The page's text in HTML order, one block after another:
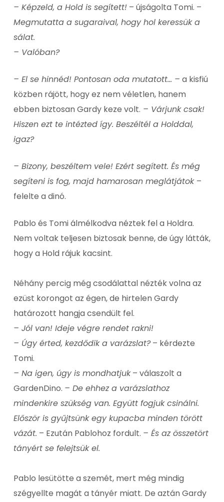
– Képzeld, a Hold is segített!– újságolta Tomi. –
Megmutatta a sugaraival, hogy hol keressük a
sálat.
– Valóban?
– El se hinnéd! Pontosan oda mutatott… – a kisfiú
közben rájött, hogy ez nem véletlen, hanem
ebben biztosan Gardy keze volt. – Várjunk csak!
Hiszen ezt te intézted így. Beszéltél a Holddal,
igaz?
– Bizony, beszéltem vele! Ezért segített. És még
segíteni is fog, majd hamarosan meglátjátok –
felelte a dinó.
Pablo és Tomi álmélkodva néztek fel a Holdra.
Nem voltak teljesen biztosak benne, de úgy látták,
hogy a Hold rájuk kacsint.
Néhány percig még csodálattal nézték volna az
ezüst korongot az égen, de hirtelen Gardy
határozott hangja csendült fel.
– Jól van! Ideje végre rendet rakni!
– Úgy érted, kezdődik a varázslat?– kérdezte
Tomi.
– Na igen, úgy is mondhatjuk– válaszolt a
GardenDino. – De ehhez a varázslathoz
mindenkire szükség van. Együtt fogjuk csinálni.
Először is gyűjtsünk egy kupacba minden törött
vázát. – Ezután Pablohoz fordult. – És az összetört
tányért se felejtsük el.
Pablo lesütötte a szemét, mert még mindig
szégyellte magát a tányér miatt. De aztán Gardy